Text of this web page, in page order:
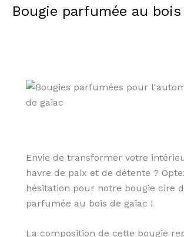
Bougie parfumée au bois
Envie de transformer votre
havre de paix et de détente ?
hésitation pour notre bougie cire
parfumée au bois de gaïac !
La composition de cette bougie